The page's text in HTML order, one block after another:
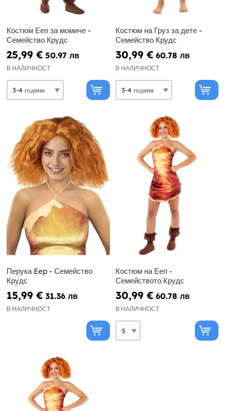
Костюм Ееп за момиче -
Семейство Крудс
25,99 € 50.97 лв
В НАЛИЧНОСТ
Костюм на Груз за дете -
Семейство Крудс
30,99 € 60.78 лв
В НАЛИЧНОСТ
Перука Eep - Семейство
Крудс
15,99 € 31.36 лв
В НАЛИЧНОСТ
Костюм на Ееп -
Семейството Крудс
30,99 € 60.78 лв
В НАЛИЧНОСТ